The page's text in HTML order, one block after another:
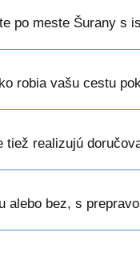
po meste Šurany s
robia vašu cestu
tiež realizujú
bez, s